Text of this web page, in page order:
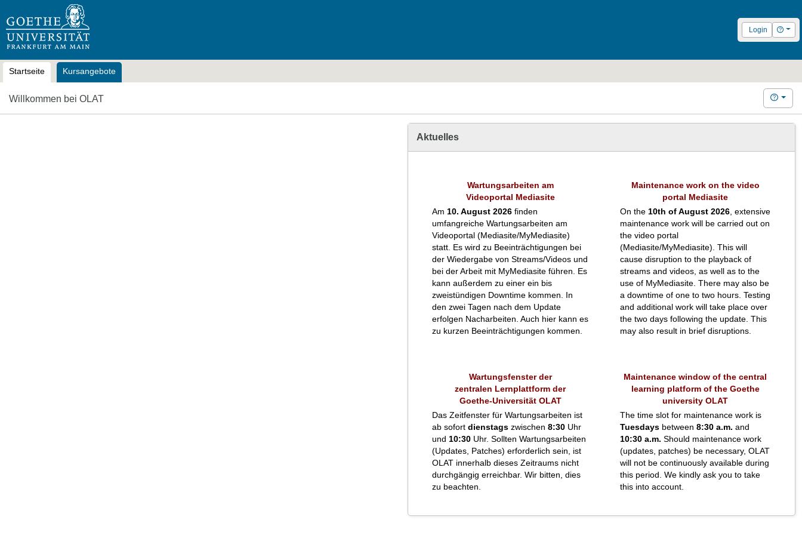
Login Hilfe
Startseite Kursangebote
Willkommen bei OLAT Hilfe
Aktuelles
Wartungsarbeiten am
Videoportal Mediasite
Am 10. August 2026finden
umfangreiche Wartungsarbeiten am
Videoportal (Mediasite/MyMediasite)
statt. Es wird zu Beeinträchtigungen bei
der Wiedergabe von Streams/Videos und
bei der Arbeit mit MyMediasite führen. Es
kann außerdem zu einer ein bis
zweistündigen Downtime kommen. In
den zwei Tagen nach dem Update
erfolgen Nacharbeiten. Auch hier kann es
zu kurzen Beeinträchtigungen kommen.
Maintenance work on the video
portal Mediasite
On the 10th of August 2026, extensive
maintenance work will be carried out on
the video portal
(Mediasite/MyMediasite). This will
cause disruption to the playback of
streams and videos, as well as to the
use of MyMediasite. There may also be
a downtime of one to two hours. Testing
and additional work will take place over
the two days following the update. This
may also result in brief disruptions.
Wartungsfenster der
zentralen Lernplattform der
Goethe-Universität OLAT
Das Zeitfenster für Wartungsarbeiten ist
ab sofort dienstagszwischen 8:30Uhr
und 10:30Uhr. Sollten Wartungsarbeiten
(Updates, Patches) erforderlich sein, ist
OLAT innerhalb dieses Zeitraums nicht
durchgängig erreichbar. Wir bitten, dies
zu beachten.
Maintenance window of the central
learning platform of the Goethe
university OLAT
The time slot for maintenance work is
Tuesdaysbetween 8:30 a.m. and
10:30 a.m. Should maintenance work
(updates, patches) be necessary, OLAT
will not be continuously available during
this period. We kindly ask you to take
this into account.